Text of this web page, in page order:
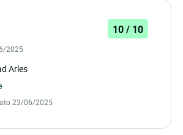
10 / 10
2025
Arles
23/06/2025